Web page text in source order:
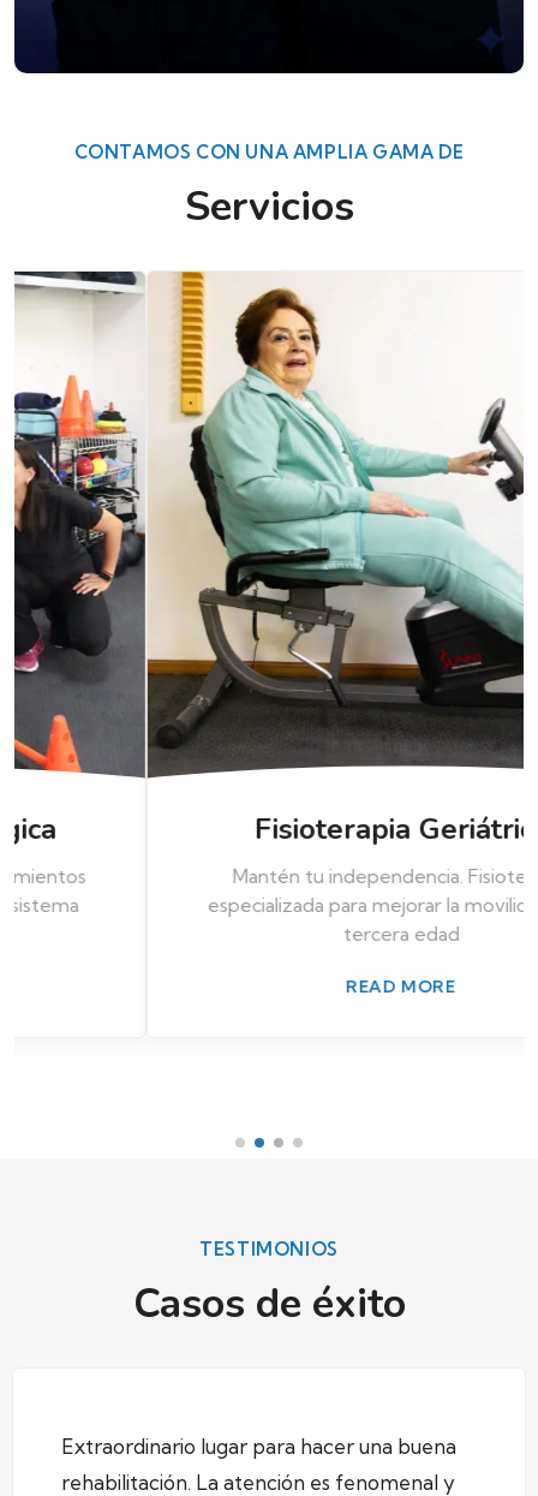
CONTAMOS CON UNA AMPLIA GAMA DE
Servicios
Fisioterapia Geriátrica
Mantén tu independencia. Fisioterapia
especializada para mejorar la movilidad en la
TESTIMONIOS
Casos de éxito
Extraordinario lugar para hacer una buena
rehabilitación. La atención es fenomenal y